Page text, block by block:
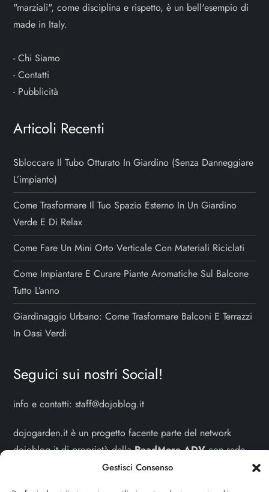
Gestisci Consenso
"marziali", come disciplina e rispetto, è un bell'esempio di
made in Italy.
-Chi Siamo
-Contatti
- Pubblicità
Articoli Recenti
Sbloccare Il Tubo Otturato In Giardino (senza Danneggiare
L’impianto)
Come Trasformare Il Tuo Spazio Esterno In Un Giardino
Verde E Di Relax
Come Fare Un Mini Orto Verticale Con Materiali Riciclati
Come Impiantare E Curare Piante Aromatiche Sul Balcone
Tutto L’anno
Giardinaggio Urbano: Come Trasformare Balconi E Terrazzi
In Oasi Verdi
Seguici sui nostri Social!
info e contatti:staff@dojoblog.it
dojogarden.it è un progetto facente parte del network
dojoblog.it di proprietà dellaReadMore ADVcon sede
legale in Via delle Sirene 34 - Roma - P.iva: